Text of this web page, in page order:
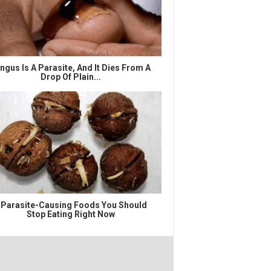
Is A Parasite, And It Dies From A
Drop Of Plain...
Causing Foods You Should
Stop Eating Right Now